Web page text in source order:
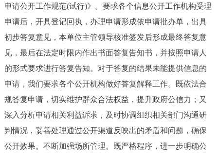
申请公开工作规范(试行)》。要求各个信息公开工作机构受理
申请后，开具登记回执，办理申请形成依申请批办单，出具
初步答复意见，本单位主管领导核准签发后形成最终答复意
见，最后在法定时限内作出书面答复告知书，并按照申请人
的形式要求进行答复告知。对于答复的结果未能提供信息的
申请，我们要求各个公开机构做好答复解释工作。既依法合
规答复申请，切实维护群众合法权益，提升政府公信力；又
深入分析申请相关利益诉求，及时协调组织相关部门沟通研
判情况，妥善处理通过公开渠道反映出的矛盾和问题，确保
公开效果。不断加强场所管理。既严格程序，进一步明确公